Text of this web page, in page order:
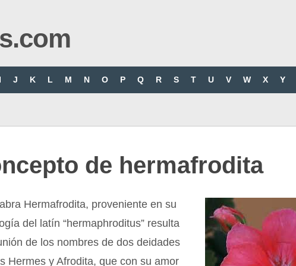
I J K L M N O P Q R S T U V W X Y
de hermafrodita
Hermafrodita, proveniente en su
del latín “hermaphroditus” resulta
de los nombres de dos deidades
Hermes y Afrodita, que con su amor